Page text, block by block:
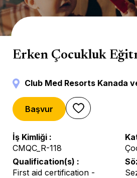
Baby/Petit Club
Erken Çocukluk
Club Med Resorts Kanada
Başvur
İş Kimliği
CMQC_R-118
Qualification(s)
First aid certification -